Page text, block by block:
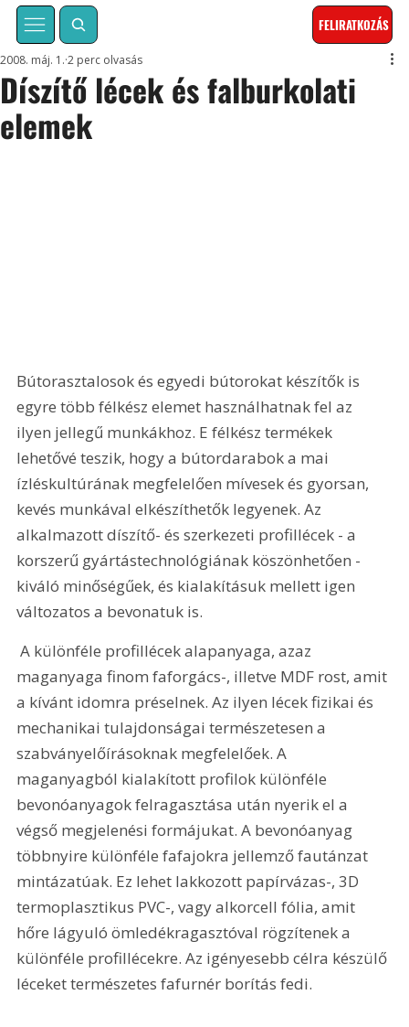
FELIRATKOZÁS
Díszítő lécek és falburkolati
elemek
2008. máj. 1. 2 perc olvasás
Bútorasztalosok és egyedi bútorokat készítők is
egyre több félkész elemet használhatnak fel az
ilyen jellegű munkákhoz. E félkész termékek
lehetővé teszik, hogy a bútordarabok a mai
ízléskultúrának megfelelően mívesek és gyorsan,
kevés munkával elkészíthetők legyenek. Az
alkalmazott díszítő- és szerkezeti profillécek - a
korszerű gyártástechnológiának köszönhetően -
kiváló minőségűek, és kialakításuk mellett igen
változatos a bevonatuk is.
A különféle profillécek alapanyaga, azaz
maganyaga finom faforgács-, illetve MDF rost, amit
a kívánt idomra préselnek. Az ilyen lécek fizikai és
mechanikai tulajdonságai természetesen a
szabványelőírásoknak megfelelőek. A
maganyagból kialakított profilok különféle
bevonóanyagok felragasztása után nyerik el a
végső megjelenési formájukat. A bevonóanyag
többnyire különféle fafajokra jellemző fautánzat
mintázatúak. Ez lehet lakkozott papírvázas-, 3D
termoplasztikus PVC-, vagy alkorcell fólia, amit
hőre lágyuló ömledékragasztóval rögzítenek a
különféle profillécekre. Az igényesebb célra készülő
léceket természetes fafurnér borítás fedi.